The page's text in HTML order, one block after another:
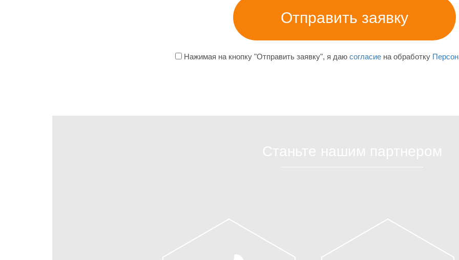
Нажимая на кнопку "Отправить заявку", я даю согласиена обработку